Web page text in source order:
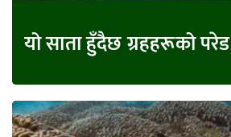
यो साता हुँदैछ ग्रहहरूको परेड